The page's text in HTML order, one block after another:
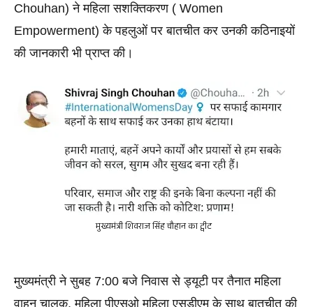
Chouhan) ने महिला सशक्तिकरण ( Women
Empowerment) के पहलुओं पर बातचीत कर उनकी कठिनाइयों
की जानकारी भी प्राप्त की।
मुख्यमंत्री शिवराज सिंह चौहान का ट्वीट
मुख्यमंत्री ने सुबह 7:00 बजे निवास से ड्यूटी पर तैनात महिला
वाहन चालक, महिला पीएसओ महिला एसडीएम के साथ बातचीत की